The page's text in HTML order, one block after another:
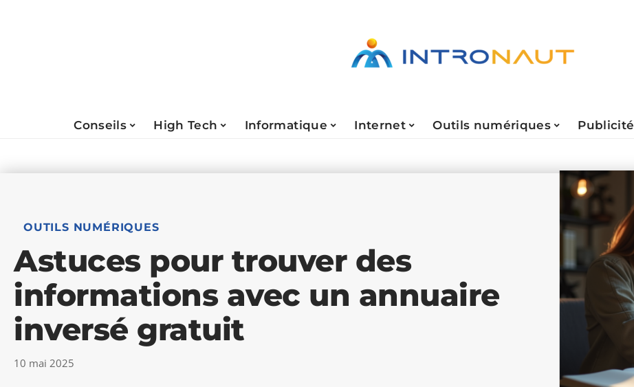
Conseils High Tech Informatique Internet Outils numériques Publicité
OUTILS NUMÉRIQUES
Astuces pour trouver des
informations avec un annuaire
inversé gratuit
10 mai 2025